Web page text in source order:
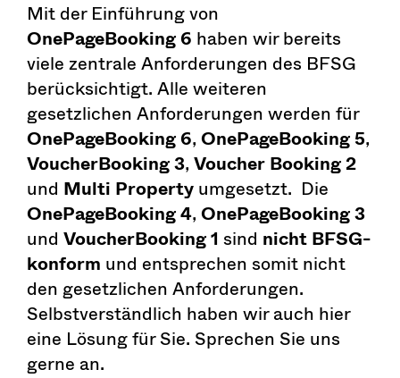
Mit der Einführung von
OnePageBooking 6 haben wir bereits
viele zentrale Anforderungen des BFSG
berücksichtigt. Alle weiteren
gesetzlichen Anforderungen werden für
OnePageBooking 6,OnePageBooking 5,
VoucherBooking 3,Voucher Booking 2
und Multi Propertyumgesetzt. Die
OnePageBooking 4,OnePageBooking 3
und VoucherBooking 1sind nicht BFSG-
konform und entsprechen somit nicht
den gesetzlichen Anforderungen.
Selbstverständlich haben wir auch hier
eine Lösung für Sie. Sprechen Sie uns
gerne an.